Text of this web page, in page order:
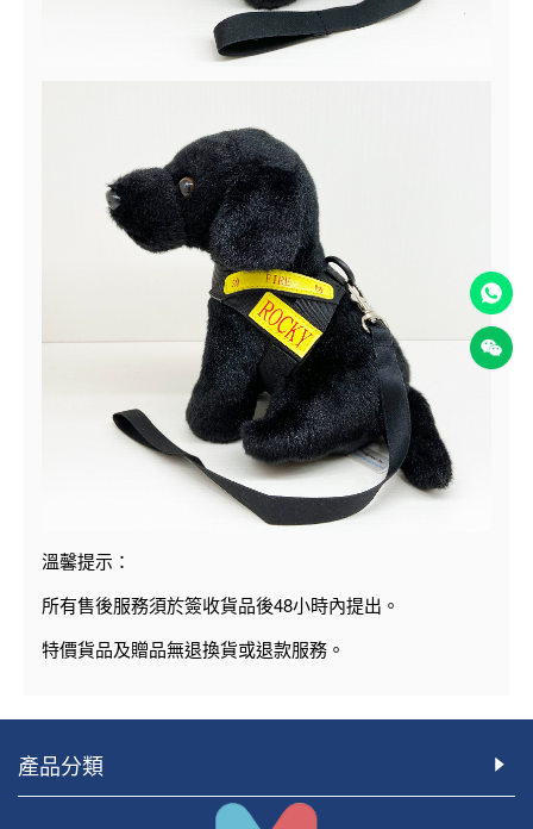
溫馨提示：
所有售後服務須於簽收貨品後48小時內提出。
特價貨品及贈品無退換貨或退款服務。
產品分類